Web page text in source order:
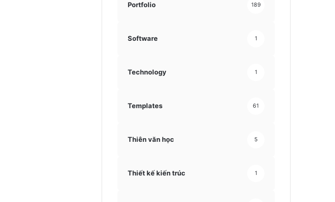
Portfolio 189
Software 1
Technology 1
Templates 61
Thiên văn học 5
Thiết kế kiến trúc 1